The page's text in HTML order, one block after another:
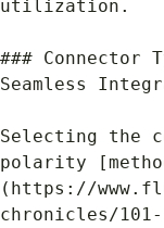
utilization.
### Connector
Seamless
Selecting the
polarity
(https://
chronicles/